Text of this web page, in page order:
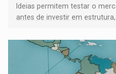
Ideias permitem testar o
antes de investir em